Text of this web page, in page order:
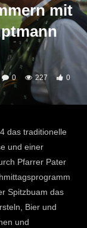
mit
0 227 0
das traditionelle
und einer
Pfarrer Pater
Spitzbuam das
Bier und
und